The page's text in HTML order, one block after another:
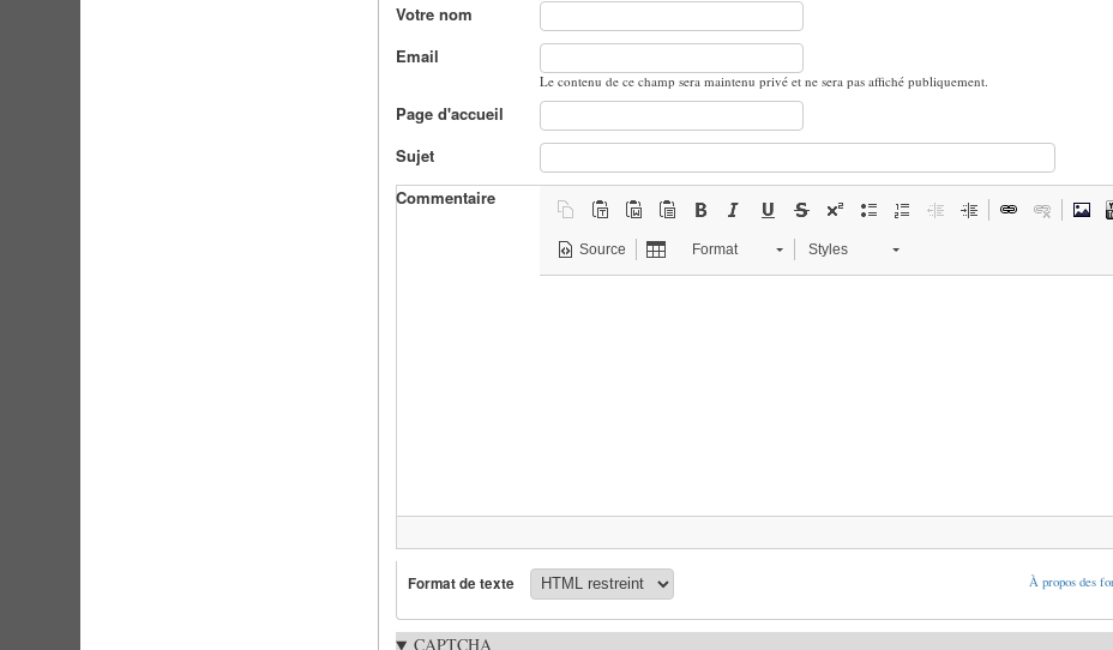
Votre nom
Email
Le contenu de ce champ sera maintenu privé et ne sera pas affiché publiquement.
Page d'accueil
Sujet
Commentaire
Source Format Styles
À propos des
Format de texte
CAPTCHA